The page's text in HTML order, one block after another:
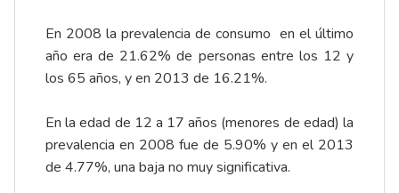
En 2008 la prevalencia de consumo en el último
año era de 21.62% de personas entre los 12 y
los 65 años, y en 2013 de 16.21%.
En la edad de 12 a 17 años (menores de edad) la
prevalencia en 2008 fue de 5.90% y en el 2013
de 4.77%, una baja no muy significativa.